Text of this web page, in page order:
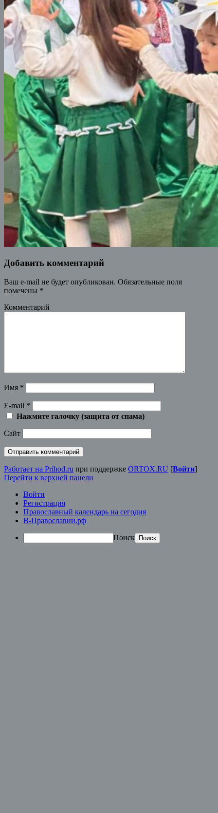
Добавить комментарий
Ваш e-mail не будет опубликован. Обязательные поля
помечены *
Комментарий
Имя *
E-mail *
Нажмите галочку (защита от спама)
Сайт
Работает на Prihod.ru при поддержке ORTOX.RU [Войти]
Перейти к верхней панели
Войти
Регистрация
Православный календарь на сегодня
В-Православии.рф
Поиск